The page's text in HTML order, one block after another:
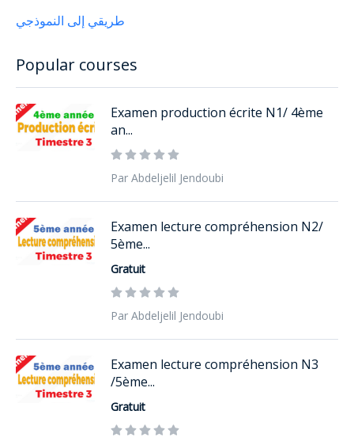
طريقي إلى النموذجي
Popular courses
Examen production écrite N1/ 4ème
an...
Par Abdeljelil Jendoubi
Examen lecture compréhension N2/
5ème...
Gratuit
Par Abdeljelil Jendoubi
Examen lecture compréhension N3
/5ème...
Gratuit